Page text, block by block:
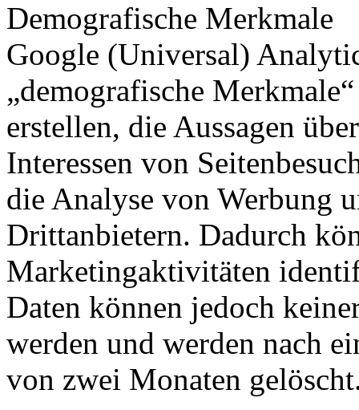
Demografische Merkmale
Google (Universal)
„demografische
erstellen, die Aussagen
Interessen von
die Analyse von Werbung
Drittanbietern. Dadurch
Marketingaktivitäten
Daten können jedoch
werden und werden nach
von zwei Monaten